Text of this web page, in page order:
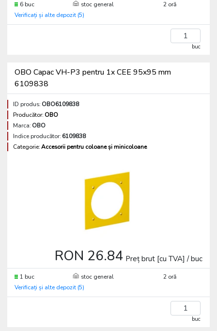
6 buc stoc general
2 oră
Verificați și alte depozit (5)
buc
OBO Capac VH-P3 pentru 1x CEE 95x95 mm
6109838
ID produs: OBO6109838
Producător: OBO
Marca: OBO
Indice producător: 6109838
Categorie:Accesorii pentru coloane și minicoloane
RON 26.84 Preț brut [cu TVA] / buc
1 buc stoc general
2 oră
Verificați și alte depozit (5)
buc